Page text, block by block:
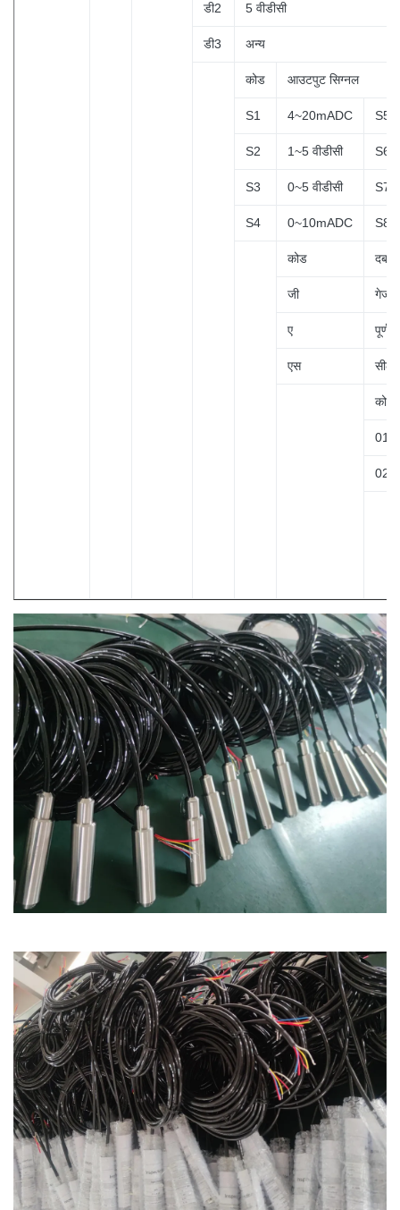
डी2 5 वीडीसी
डी3 अन्य
कोड आउटपुट सिग्नल
S1 4~20mADC S5
S2 1~5 वीडीसी S6
S3 0~5 वीडीसी S7
S4 0~10mADC S8
कोड
जी गेज
ए पूर्ण
एस
कोड
01
02